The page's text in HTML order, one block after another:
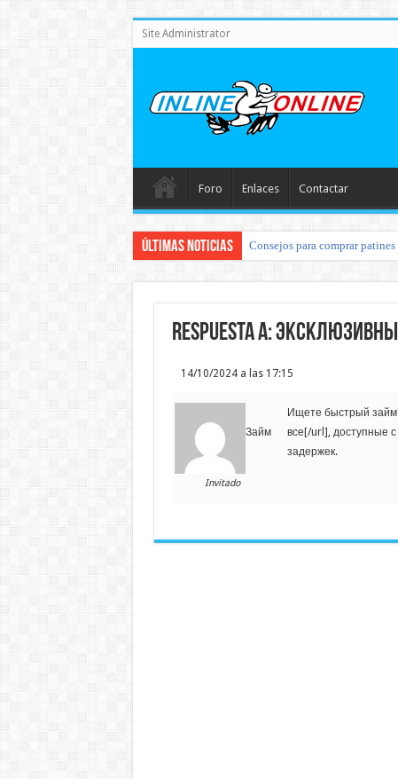
Site Administrator
Foro Enlaces Contactar
Últimas noticias Consejos para comprar
Respuesta a:
14/10/2024 a las 17:15
Займ
Invitado
Ищете быстрый
все[/url], доступные
задержек.